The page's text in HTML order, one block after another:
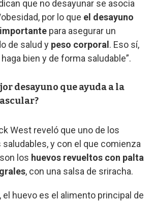
que no desayunar se asocia
por lo que el desayuno
para asegurar un
de salud y peso corporal . Eso sí,
bien y de forma saludable”.
desayuno que ayuda a la
West reveló que uno de los
y con el que comienza
los huevos revueltos con palta
, con una salsa de sriracha.
el huevo es el alimento principal de